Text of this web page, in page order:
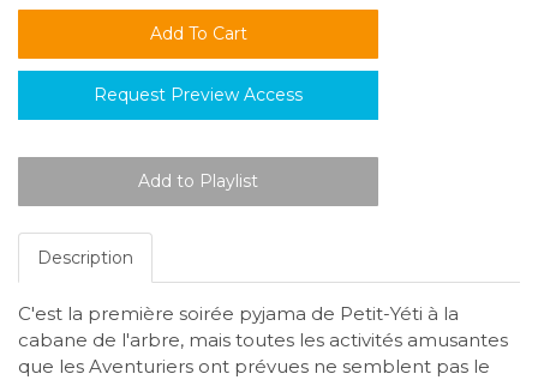
Request Preview Access
Description
C'est la première soirée pyjama de Petit-Yéti à la
cabane de l'arbre, mais toutes les activités amusantes
que les Aventuriers ont prévues ne semblent pas le